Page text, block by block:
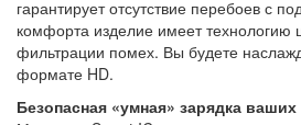
гарантирует отсутствие перебоев с
комфорта изделие имеет технологию
фильтрации помех. Вы будете
формате HD.
Безопасная «умная» зарядка ваших